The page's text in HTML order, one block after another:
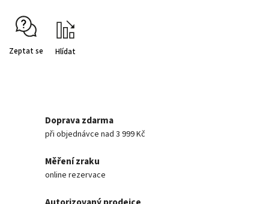
Zeptat se Hlídat
Doprava zdarma
při objednávce nad 3 999 Kč
Měření zraku
online rezervace